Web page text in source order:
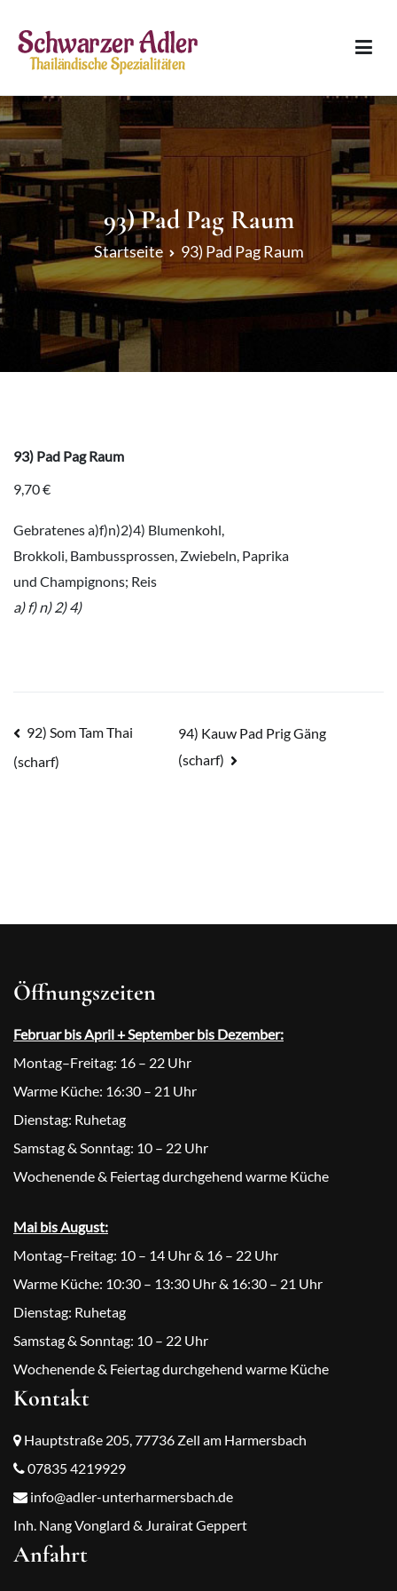
Inhalt
springen
Schwarzer Adler
93) Pad Pag Raum
Startseite 93) Pad Pag Raum
93) Pad Pag Raum
9,70 €
Gebratenes a)f)n)2)4) Blumenkohl,
Brokkoli, Bambussprossen, Zwiebeln, Paprika
und Champignons; Reis
a) f) n) 2) 4)
Beitragsnavigation
92) Som Tam Thai
(scharf)
94) Kauw Pad Prig Gäng
(scharf)
Öffnungszeiten
Februar bis April + September bis Dezember:
Montag–Freitag: 16 – 22 Uhr
Warme Küche: 16:30 – 21 Uhr
Dienstag: Ruhetag
Samstag & Sonntag: 10 – 22 Uhr
Wochenende & Feiertag durchgehend warme Küche
Mai bis August:
Montag–Freitag: 10 – 14 Uhr & 16 – 22 Uhr
Warme Küche: 10:30 – 13:30 Uhr & 16:30 – 21 Uhr
Dienstag: Ruhetag
Samstag & Sonntag: 10 – 22 Uhr
Wochenende & Feiertag durchgehend warme Küche
Kontakt
Hauptstraße 205, 77736 Zell am Harmersbach
07835 4219929
info@adler-unterharmersbach.de
Inh. Nang Vonglard & Jurairat Geppert
Anfahrt